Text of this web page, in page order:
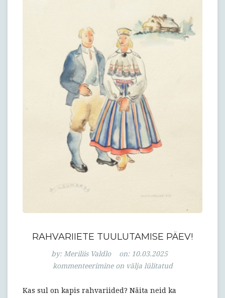
RAHVARIIETE TUULUTAMISE PÄEV!
by:Meriliis Valdlo on: 10.03.2025
kommenteerimine on välja lülitatud
Kas sul on kapis rahvariided? Näita neid ka